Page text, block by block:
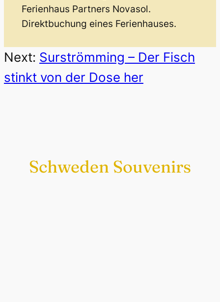
Ferienhaus Partners Novasol.
Direktbuchung eines Ferienhauses.
Next: Surströmming – Der Fisch
stinkt von der Dose her
Schweden Souvenirs